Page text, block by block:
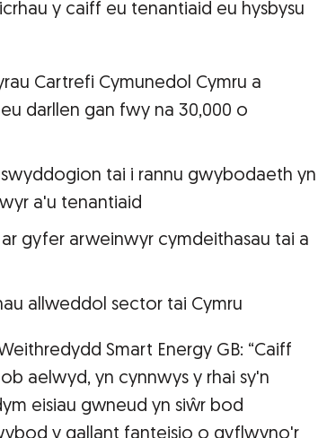
y caiff eu tenantiaid eu hysbysu
Cartrefi Cymunedol Cymru a
darllen gan fwy na 30,000 o
tai i rannu gwybodaeth yn
a'u tenantiaid
gyfer arweinwyr cymdeithasau tai a
allweddol sector tai Cymru
Smart Energy GB: “Caiff
aelwyd, yn cynnwys y rhai sy'n
eisiau gwneud yn siŵr bod
y gallant fanteisio o gyflwyno'r